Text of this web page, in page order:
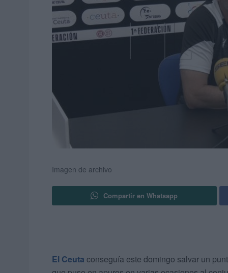
Imagen de archivo
Compartir en Whatsapp
El Ceuta conseguía este domingo salvar un